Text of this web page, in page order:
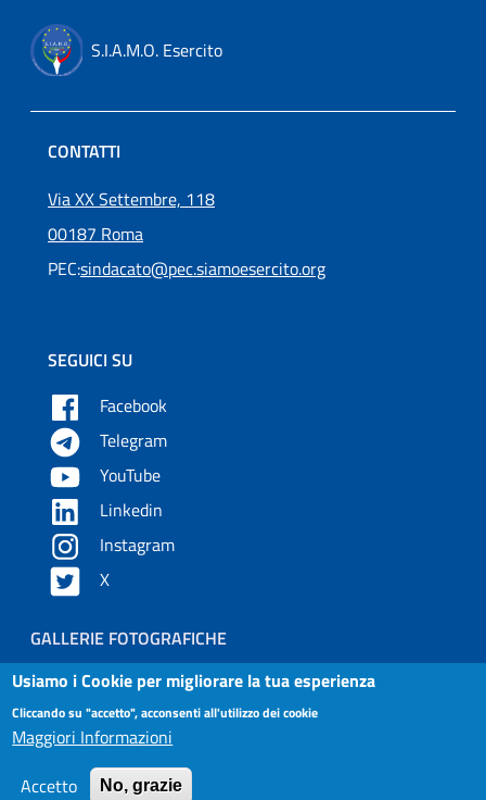
S.I.A.M.O. Esercito
CONTATTI
Via XX Settembre, 118
00187 Roma
PEC:sindacato@pec.siamoesercito.org
SEGUICI SU
Facebook
Telegram
YouTube
Linkedin
Instagram
X
Piè di pagina
GALLERIE FOTOGRAFICHE
Small prints
Useful links section
Contatti
Privacy e Cookies Policy
Usiamo i Cookie per migliorare la tua esperienza
Cliccando su "accetto", acconsenti all'utilizzo dei cookie
Maggiori Informazioni
Accetto
No, grazie